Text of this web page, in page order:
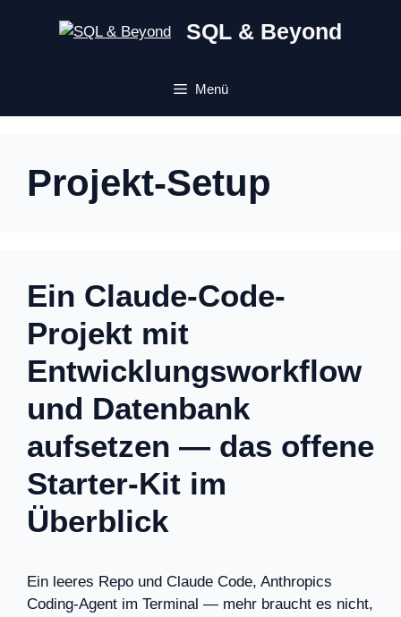
SQL & Beyond
Menü
Projekt-Setup
Ein Claude-Code-
Projekt mit
Entwicklungsworkflow
und Datenbank
aufsetzen — das offene
Starter-Kit im
Überblick
Ein leeres Repo und Claude Code, Anthropics
Coding-Agent im Terminal — mehr braucht es nicht,